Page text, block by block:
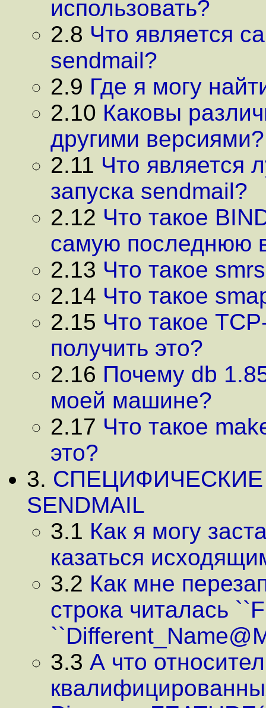
использовать?
2.8 Что является
sendmail?
2.9 Где я могу
2.10 Каковы
другими версиями?
2.11 Что является
запуска sendmail?
2.12 Что такое
самую последнюю
2.13 Что такое
2.14 Что такое
2.15 Что такое
получить это?
2.16 Почему db
моей машине?
2.17 Что такое
это?
3.
SENDMAIL
3.1 Как я могу
казаться
3.2 Как мне
строка читалась
3.3 А что